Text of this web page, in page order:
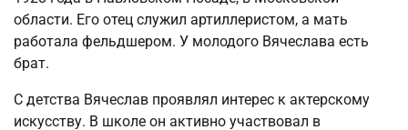
области. Его отец служил артиллеристом, а мать
работала фельдшером. У молодого Вячеслава есть
брат.
С детства Вячеслав проявлял интерес к актерскому
искусству. В школе он активно участвовал в